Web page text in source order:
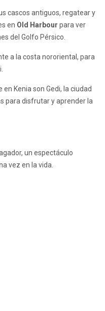
cascos antiguos, regatear y
en Old Harbour para ver
del Golfo Pérsico.
a la costa nororiental, para
Kenia son Gedi, la ciudad
para disfrutar y aprender la
un espectáculo
vez en la vida.